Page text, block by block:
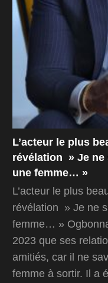
L’acteur le plus
révélation » Je
une femme… »
L’acteur le plus
révélation » Je ne
femme… »
2023 que ses
amitiés, car il ne
femme à sortir. Il a